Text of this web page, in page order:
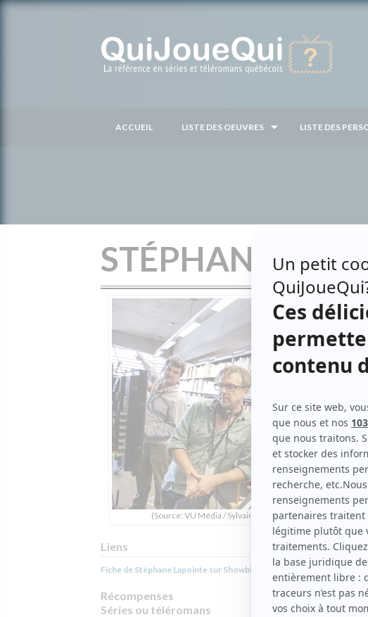
ACCUEIL LISTE DES OEUVRES LISTE DES
STÉPHANE
(Source: VU Média / Sylvain Légaré)
Liens
Fiche de Stéphane Lapointe sur Showbizz.net
Récompenses
Séries ou téléromans